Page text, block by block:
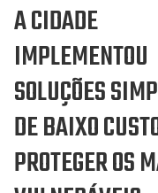
A CIDADE
IMPLEMENTOU
SOLUÇÕES
DE BAIXO
PROTEGER OS